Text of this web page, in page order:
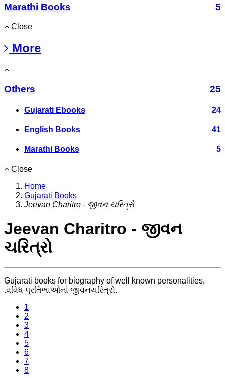
Marathi Books
5
Close
More
Others 25
Gujarati Ebooks 24
English Books 41
Marathi Books 5
Close
Home
Gujarati Books
Jeevan Charitro - જીવન ચરિત્રો
Jeevan Charitro - જીવન
ચરિત્રો
Gujarati books for biography of well known personalities.
.વવિધ પ્રતિભાઓનાં જીવનચરિત્રો.
1
2
3
4
5
6
7
8